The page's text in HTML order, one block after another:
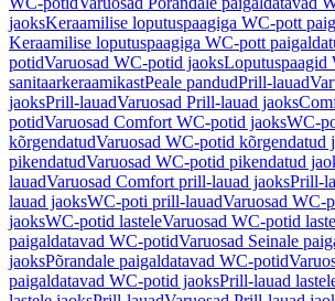
jaoksKeraamilise loputuspaagiga WC-pott
Keraamilise loputuspaagiga WC-pott
potidVaruosad WC-potid jaoksLoputuspaagid
sanitaarkeraamikastPeale pandudPrill-lauad
jaoksPrill-lauadVaruosad Prill-lauad jaoks
potidVaruosad Comfort WC-potid jaoksWC-
kõrgendatudVaruosad WC-potid kõrgendatud
pikendatudVaruosad WC-potid pikendatud
lauadVaruosad Comfort prill-lauad jaoksPrill-
lauad jaoksWC-poti prill-lauadVaruosad WC-
jaoksWC-potid lasteleVaruosad WC-potid
paigaldatavad WC-potidVaruosad Seinale
jaoksPõrandale paigaldatavad WC-potid
paigaldatavad WC-potid jaoksPrill-lauad